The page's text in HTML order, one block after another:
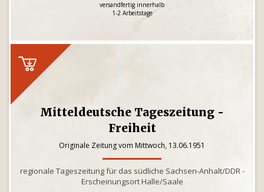
versandfertig innerhalb
1-2 Arbeitstage
Mitteldeutsche Tageszeitung -
Freiheit
Originale Zeitung vom Mittwoch, 13.06.1951
regionale Tageszeitung für das südliche Sachsen-Anhalt/DDR -
Erscheinungsort Halle/Saale